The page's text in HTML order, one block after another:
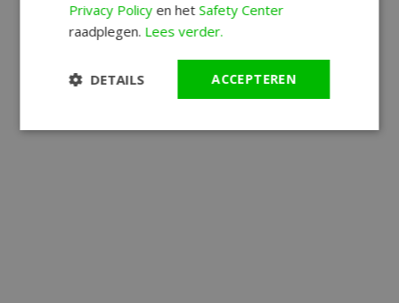
Privacy Policyen hetSafety Center
raadplegen. Lees verder.
ACCEPTEREN
DETAILS